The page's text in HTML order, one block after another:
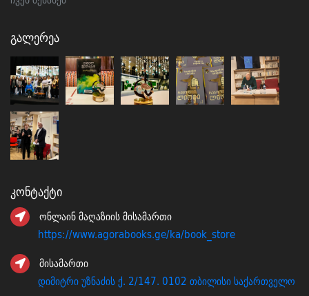
Გალერეა
Კონტაქტი
ონლაინ მაღაზიის მისამართი
https://www.agorabooks.ge/ka/book_store
მისამართი
დიმიტრი უზნაძის ქ. 2/147. 0102 თბილისი საქართველო